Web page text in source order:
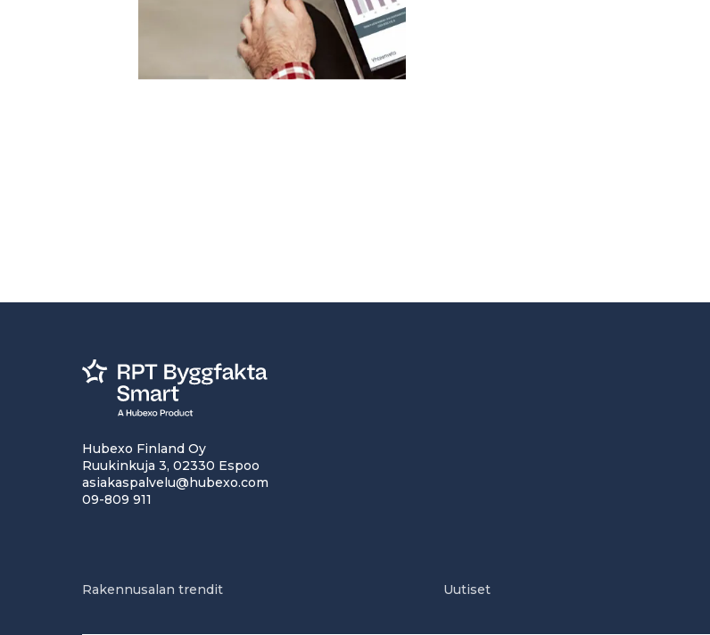
Hubexo Finland Oy
Ruukinkuja 3, 02330 Espoo
asiakaspalvelu@hubexo.com
09-809 911
Rakennusalan trendit Uutiset